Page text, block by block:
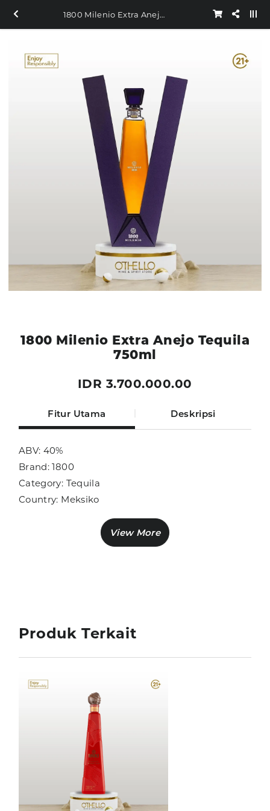
1800 Milenio Extra Anejo Tequila 750ml
1800 Milenio Extra Anejo Tequila
750ml
IDR 3.700.000.00
Fitur Utama Deskripsi
ABV: 40%
Brand: 1800
Category: Tequila
Country: Meksiko
Sub Category: Tequila
Produk Terkait